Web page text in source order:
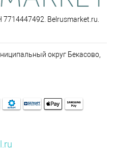
Belrusmarket.ru.
округ Бекасово,